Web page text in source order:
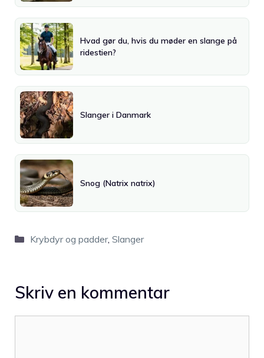
Hvad gør du, hvis du møder en slange på
ridestien?
Slanger i Danmark
Snog (Natrix natrix)
Kategorier
Krybdyr og padder, Slanger
Skriv en kommentar